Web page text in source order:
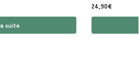
suite
24,90€